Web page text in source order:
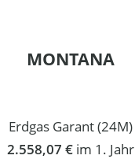
MONTANA
Erdgas Garant (24M)
2.558,07 € im 1. Jahr